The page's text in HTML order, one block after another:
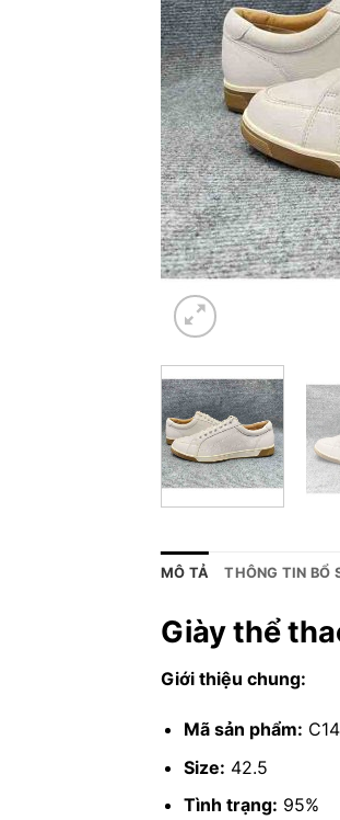
MÔ TẢ THÔNG TIN BỔ
Giày thể
Giới thiệu chung:
Mã sản phẩm:
Size: 42.5
Tình trạng: 95%